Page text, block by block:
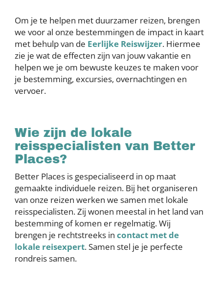
Om je te helpen met duurzamer reizen, brengen
we voor al onze bestemmingen de impact in kaart
met behulp van de Eerlijke Reiswijzer. Hiermee
zie je wat de effecten zijn van jouw vakantie en
helpen we je om bewuste keuzes te maken voor
je bestemming, excursies, overnachtingen en
vervoer.
Wie zijn de lokale
reisspecialisten van Better
Places?
Better Places is gespecialiseerd in op maat
gemaakte individuele reizen. Bij het organiseren
van onze reizen werken we samen met lokale
reisspecialisten. Zij wonen meestal in het land van
bestemming of komen er regelmatig. Wij
brengen je rechtstreeks in contact met de
lokale reisexpert. Samen stel je je perfecte
rondreis samen.